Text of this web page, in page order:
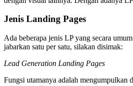
Jenis Landing Pages
Ada beberapa jenis LP yang secara
jabarkan satu per satu, silakan disimak:
Lead Generation Landing Pages
Fungsi utamanya adalah mengumpulkan